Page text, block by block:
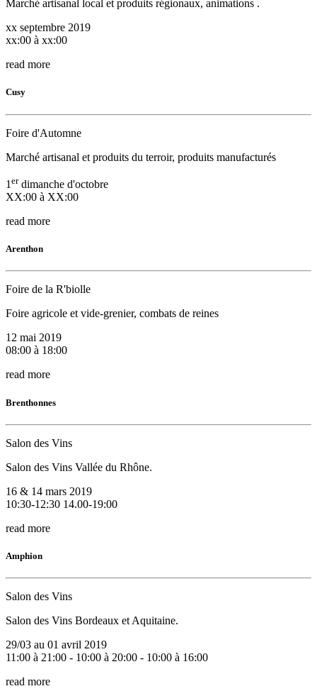
Marché artisanal local et produits régionaux, animations .
xx septembre 2019
xx:00 à xx:00
read more
Cusy
Foire d'Automne
Marché artisanal et produits du terroir, produits manufacturés
1 erdimanche d'octobre
XX:00 à XX:00
read more
Arenthon
Foire de la R'biolle
Foire agricole et vide-grenier, combats de reines
12 mai 2019
08:00 à 18:00
read more
Brenthonnes
Salon des Vins
Salon des Vins Vallée du Rhône.
16 & 14 mars 2019
10:30-12:30 14.00-19:00
read more
Amphion
Salon des Vins
Salon des Vins Bordeaux et Aquitaine.
29/03 au 01 avril 2019
11:00 à 21:00 - 10:00 à 20:00 - 10:00 à 16:00
read more